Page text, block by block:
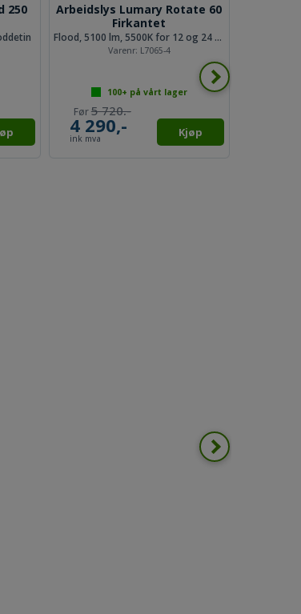
250
Arbeidslys Lumary Rotate 60
Firkantet
Flood, 5100 lm, 5500K for 12 og 24 volt
Varenr: L7065-4
5 720,-
4 290,-
ink mva
100+ på vårt lager
Kjøp